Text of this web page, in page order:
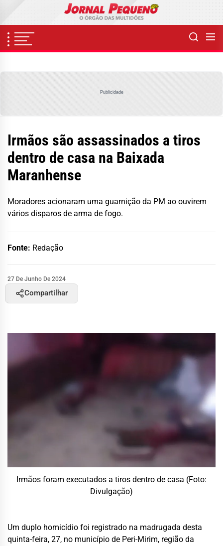
content
Publicidade
Irmãos são assassinados a tiros
dentro de casa na Baixada
Maranhense
Moradores acionaram uma guarnição da PM ao ouvirem
vários disparos de arma de fogo.
Fonte: Redação
27 De Junho De 2024
Compartilhar
Irmãos foram executados a tiros dentro de casa (Foto:
Divulgação)
Um duplo homicídio foi registrado na madrugada desta
quinta-feira, 27, no município de Peri-Mirim, região da